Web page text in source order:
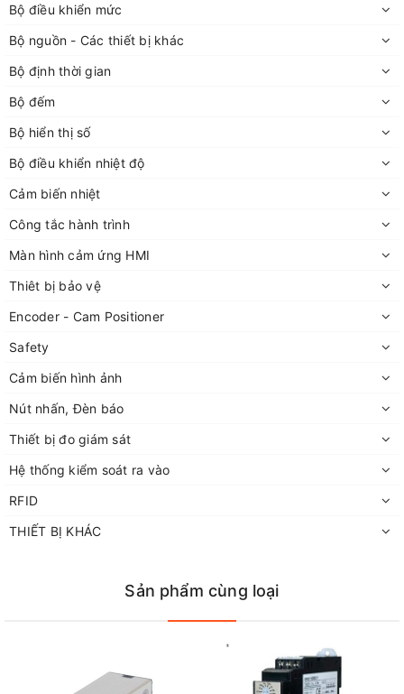
Bộ điều khiển mức
Bộ nguồn - Các thiết bị khác
Bộ định thời gian
Bộ đếm
Bộ hiển thị số
Bộ điều khiển nhiệt độ
Cảm biến nhiệt
Công tắc hành trình
Màn hình cảm ứng HMI
Thiêt bị bảo vệ
Encoder - Cam Positioner
Safety
Cảm biến hình ảnh
Nút nhấn, Đèn báo
Thiết bị đo giám sát
Hệ thống kiểm soát ra vào
RFID
THIẾT BỊ KHÁC
Sản phẩm cùng loại